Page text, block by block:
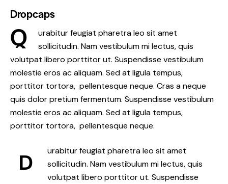
Dropcaps
Q
urabitur feugiat pharetra leo sit amet
sollicitudin. Nam vestibulum mi lectus, quis
volutpat libero porttitor ut. Suspendisse vestibulum
molestie eros ac aliquam. Sed at ligula tempus,
porttitor tortora, pellentesque neque. Cras a neque
quis dolor pretium fermentum. Suspendisse vestibulum
molestie eros ac aliquam. Sed at ligula tempus,
porttitor tortora, pellentesque neque.
D
urabitur feugiat pharetra leo sit amet
sollicitudin. Nam vestibulum mi lectus, quis
volutpat libero porttitor ut. Suspendisse